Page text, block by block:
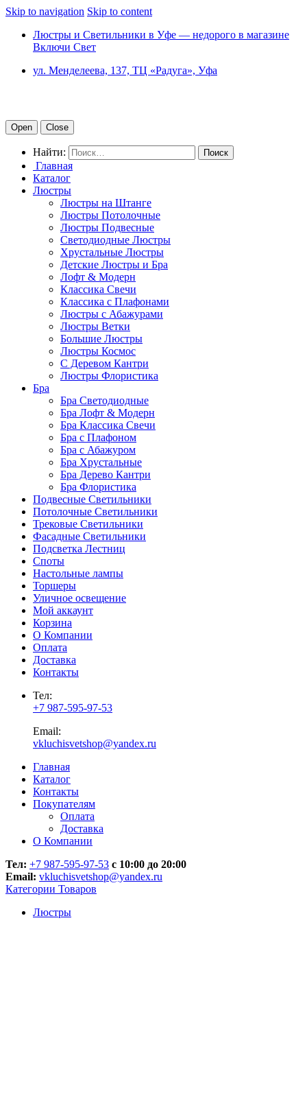
Skip to navigation Skip to content
Люстры и Светильники в Уфе — недорого в магазине
Включи Свет
ул. Менделеева, 137, ТЦ «Радуга», Уфа
Open Close
Найти:
Главная
Каталог
Люстры
Люстры на Штанге
Люстры Потолочные
Люстры Подвесные
Светодиодные Люстры
Хрустальные Люстры
Детские Люстры и Бра
Лофт & Модерн
Классика Свечи
Классика с Плафонами
Люстры с Абажурами
Люстры Ветки
Большие Люстры
Люстры Космос
С Деревом Кантри
Люстры Флористика
Бра
Бра Светодиодные
Бра Лофт & Модерн
Бра Классика Свечи
Бра с Плафоном
Бра с Абажуром
Бра Хрустальные
Бра Дерево Кантри
Бра Флористика
Подвесные Светильники
Потолочные Светильники
Трековые Светильники
Фасадные Светильники
Подсветка Лестниц
Споты
Настольные лампы
Торшеры
Уличное освещение
Мой аккаунт
Корзина
О Компании
Оплата
Доставка
Контакты
Тел:
+7 987-595-97-53
Email:
vkluchisvetshop@yandex.ru
Главная
Каталог
Контакты
Покупателям
Оплата
Доставка
О Компании
Тел: +7 987-595-97-53 с 10:00 до 20:00
Email: vkluchisvetshop@yandex.ru
Категории Товаров
Люстры